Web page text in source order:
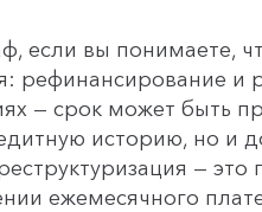
если вы понимаете,
рефинансирование
— срок может быть
историю, но и
—
ежемесячного